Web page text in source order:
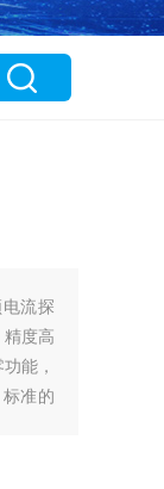
流探
度高
能，
准的